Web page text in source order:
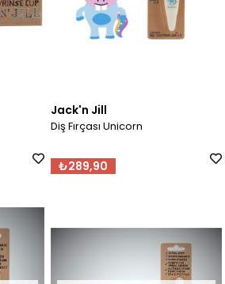
Jack'n Jill
Diş Fırçası Unicorn
₺289,90